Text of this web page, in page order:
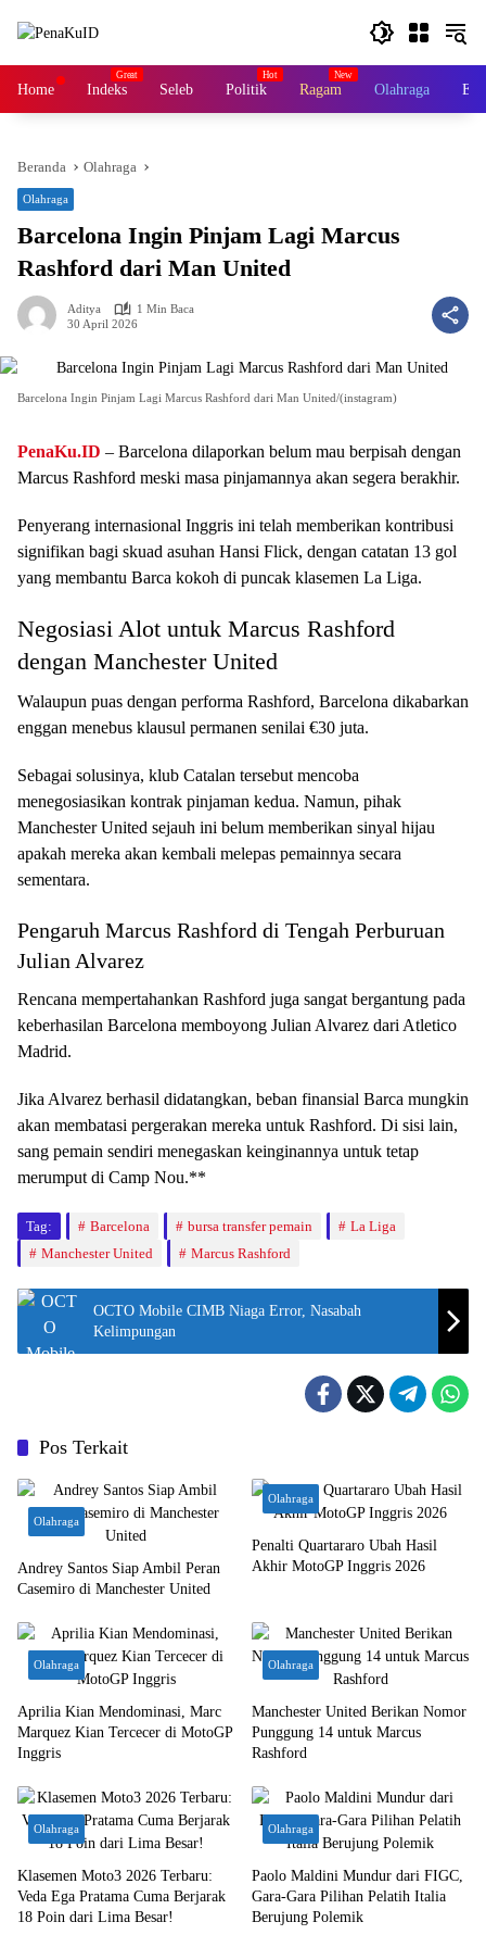
Home Indeks Seleb Politik Ragam Olahraga
Beranda Olahraga
Olahraga
Barcelona Ingin Pinjam Lagi Marcus
Rashford dari Man United
Aditya
1 Min Baca
30 April 2026
Barcelona Ingin Pinjam Lagi Marcus Rashford dari Man United/(instagram)
PenaKu.ID – Barcelona dilaporkan belum mau berpisah dengan
Marcus Rashford meski masa pinjamannya akan segera berakhir.
Penyerang internasional Inggris ini telah memberikan kontribusi
signifikan bagi skuad asuhan Hansi Flick, dengan catatan 13 gol
yang membantu Barca kokoh di puncak klasemen La Liga.
Negosiasi Alot untuk Marcus Rashford
dengan Manchester United
Walaupun puas dengan performa Rashford, Barcelona dikabarkan
enggan menebus klausul permanen senilai €30 juta.
Sebagai solusinya, klub Catalan tersebut mencoba
menegosiasikan kontrak pinjaman kedua. Namun, pihak
Manchester United sejauh ini belum memberikan sinyal hijau
apakah mereka akan kembali melepas pemainnya secara
sementara.
Pengaruh Marcus Rashford di Tengah Perburuan
Julian Alvarez
Rencana mempertahankan Rashford juga sangat bergantung pada
keberhasilan Barcelona memboyong Julian Alvarez dari Atletico
Madrid.
Jika Alvarez berhasil didatangkan, beban finansial Barca mungkin
akan membatasi pergerakan mereka untuk Rashford. Di sisi lain,
sang pemain sendiri menegaskan keinginannya untuk tetap
merumput di Camp Nou.**
Tag: Barcelona bursa transfer pemain
La Liga
Manchester United
Marcus Rashford
OCTO Mobile CIMB Niaga Error, Nasabah
Kelimpungan
Pos Terkait
Olahraga
Andrey Santos Siap Ambil Peran
Casemiro di Manchester United
Olahraga
Penalti Quartararo Ubah Hasil
Akhir MotoGP Inggris 2026
Olahraga
Aprilia Kian Mendominasi, Marc
Marquez Kian Tercecer di MotoGP
Inggris
Olahraga
Manchester United Berikan Nomor
Punggung 14 untuk Marcus
Rashford
Olahraga
Klasemen Moto3 2026 Terbaru:
Veda Ega Pratama Cuma Berjarak
18 Poin dari Lima Besar!
Olahraga
Paolo Maldini Mundur dari FIGC,
Gara-Gara Pilihan Pelatih Italia
Berujung Polemik